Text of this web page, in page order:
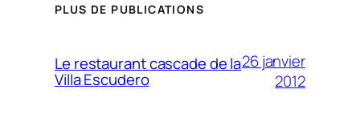
PLUS DE PUBLICATIONS
Le restaurant cascade de la
Villa Escudero
26 janvier
2012